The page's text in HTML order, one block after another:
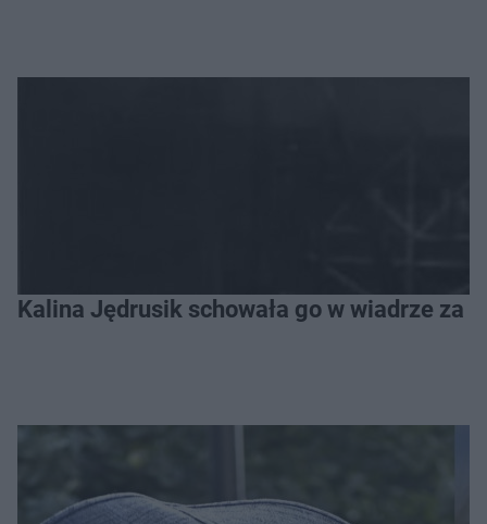
Kalina Jędrusik schowała go w wiadrze za